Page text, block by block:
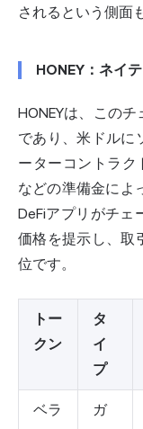
されるという側面
HONEY：ネイ
HONEYは、この
であり、米ドルに
ーターコントラク
などの準備金によ
DeFiアプリがチェ
価格を提示し、取
位です。
トー
クン
タ
イ
プ
ベラ
ガ